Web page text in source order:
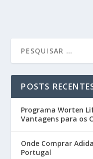
POSTS
Programa Worten
Vantagens para os
Onde Comprar
Portugal